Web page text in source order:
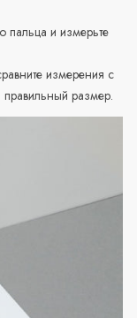
пальца и измерьте
измерения с
размер.